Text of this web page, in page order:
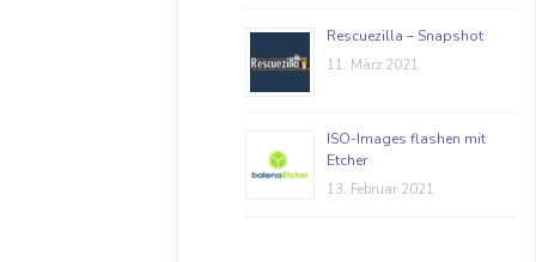
Rescuezilla – Snapshot
11. März 2021
ISO-Images flashen mit
Etcher
13. Februar 2021